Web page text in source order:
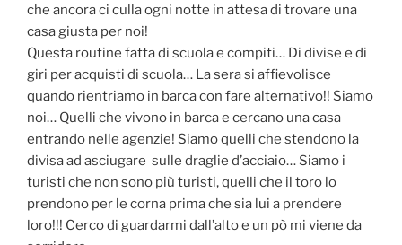
che ancora ci culla ogni notte in attesa di trovare una
casa giusta per noi!
Questa routine fatta di scuola e compiti… Di divise e di
giri per acquisti di scuola… La sera si affievolisce
quando rientriamo in barca con fare alternativo!! Siamo
noi… Quelli che vivono in barca e cercano una casa
entrando nelle agenzie! Siamo quelli che stendono la
divisa ad asciugare sulle draglie d’acciaio… Siamo i
turisti che non sono più turisti, quelli che il toro lo
prendono per le corna prima che sia lui a prendere
loro!!! Cerco di guardarmi dall’alto e un pò mi viene da